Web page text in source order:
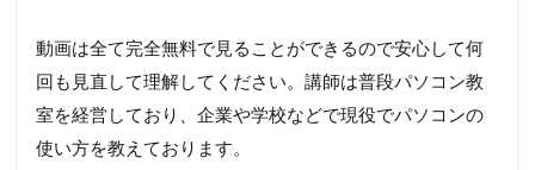
動画は全て完全無料で見ることができるので安心して何
回も見直して理解してください。講師は普段パソコン教
室を経営しており、企業や学校などで現役でパソコンの
使い方を教えております。